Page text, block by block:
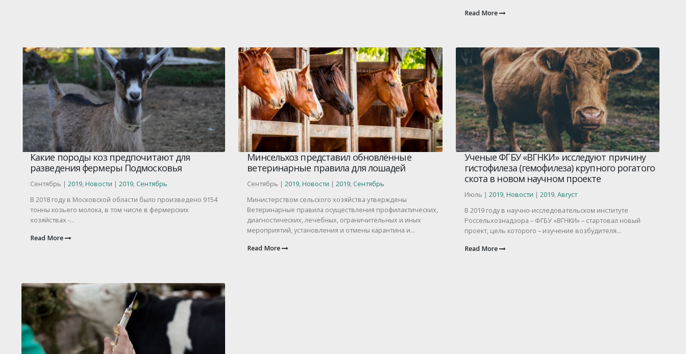
Read More
Какие породы коз предпочитают для
разведения фермеры Подмосковья
Сентябрь | 2019,Новости | 2019, Сентябрь
В 2018 году в Московской области было произведено 9154
тонны козьего молока, в том числе в фермерских
хозяйствах -...
Read More
Минсельхоз представил обновлённые
ветеринарные правила для лошадей
Сентябрь |2019,Новости |2019, Сентябрь
Министерством сельского хозяйства утверждены
Ветеринарные правила осуществления профилактических,
диагностических, лечебных, ограничительных и иных
мероприятий, установления и отмены карантина и...
Read More
Ученые ФГБУ «ВГНКИ» исследуют причину
гистофилеза (гемофилеза) крупного рогатого
скота в новом научном проекте
Июль | 2019,Новости | 2019,Август
В 2019 году в научно-исследовательском институте
Россельхознадзора – ФГБУ «ВГНКИ» – стартовал новый
проект, цель которого – изучение возбудителя...
Read More